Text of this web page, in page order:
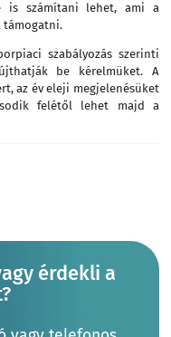
is számítani lehet, ami a
támogatni.
szabályozás szerinti
be kérelmüket. A
az év eleji megjelenésüket
felétől lehet majd a
érdekli a